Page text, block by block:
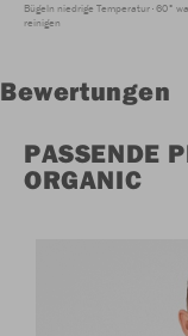
Bügeln niedrige Temperatur 60°
reinigen
Bewertungen
PASSENDE
ORGANIC